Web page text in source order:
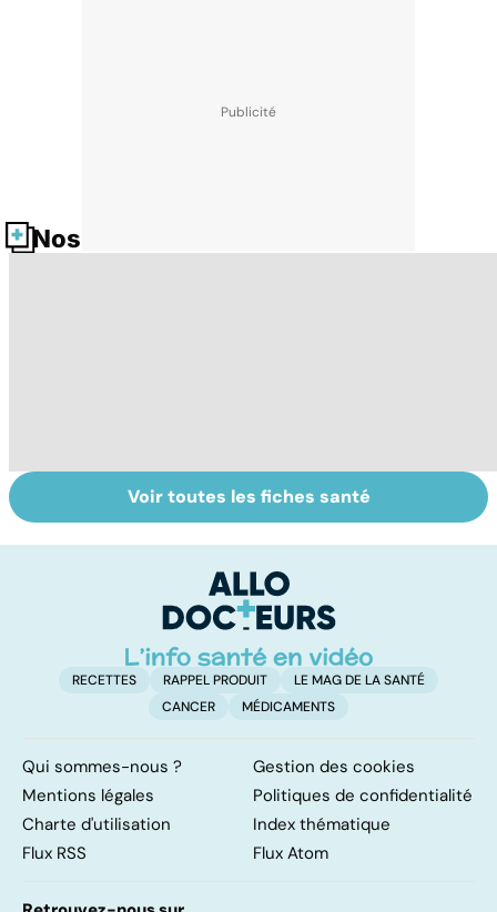
Nos fiches santé
Légionellose, une
infection
Staphylocoque
doré : une
surveillance
Voir toutes les fiches santé
RECETTES RAPPEL PRODUIT
LE MAG DE LA SANTÉ
CANCER
MÉDICAMENTS
Qui sommes-nous ?
Gestion des cookies
Mentions légales
Politiques de confidentialité
Charte d'utilisation
Index thématique
Flux RSS
Flux Atom